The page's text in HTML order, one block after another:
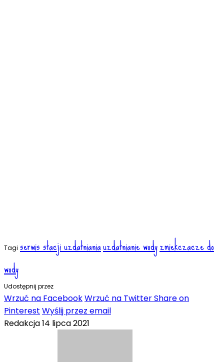
Tagi serwis stacji uzdatnianiauzdatnianie wodyzmiekczacze do
wody
Udostępnij przez
Wrzuć na FacebookWrzuć na TwitterShare on
Pinterest Wyślij przez email
Redakcja14 lipca 2021